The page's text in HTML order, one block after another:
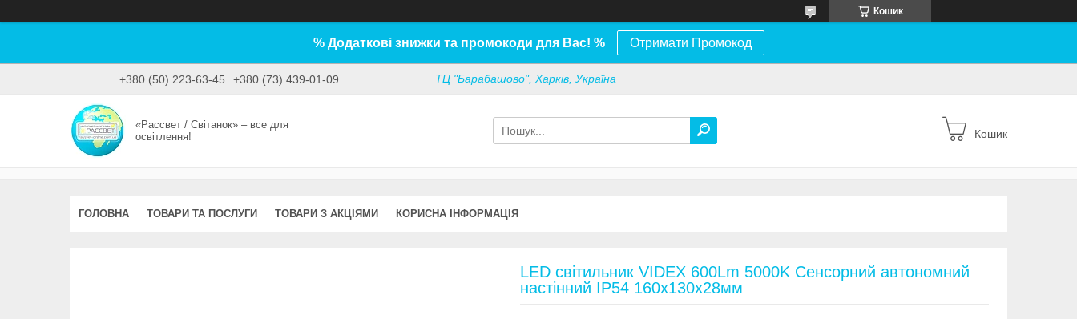
Кошик
% Додаткові знижки та промокоди для Вас! % Отримати Промокод
+380 (50) 223-63-45 +380 (73) 439-01-09 ТЦ "Барабашово", Харків, Україна
«Рассвет / Світанок» – все для
освітлення!
Кошик
ГОЛОВНА ТОВАРИ ТА ПОСЛУГИ ТОВАРИ З АКЦІЯМИ КОРИСНА ІНФОРМАЦІЯ
LED світильник VIDEX 600Lm 5000K Сенсорний автономний
настінний IP54 160х130х28мм